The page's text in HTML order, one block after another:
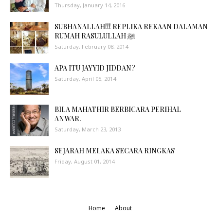
Thursday, January 14, 2016
SUBHANALLAH!!! REPLIKA REKAAN DALAMAN
RUMAH RASULULLAH ﷺ
Saturday, February 08, 2014
APA ITU JAYYID JIDDAN?
Saturday, April 05, 2014
BILA MAHATHIR BERBICARA PERIHAL
ANWAR.
Saturday, March 23, 2013
SEJARAH MELAKA SECARA RINGKAS
Friday, August 01, 2014
Home
About